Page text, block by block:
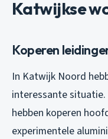
Katwijkse
Koperen
In Katwijk Noord
interessante
hebben koperen
experimentele